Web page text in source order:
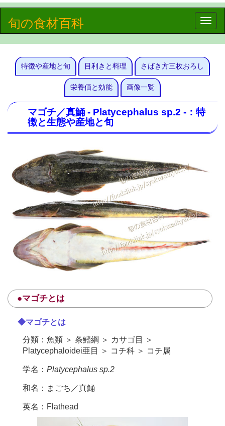
Toggle
旬の食材百科
特徴や産地と旬 目利きと料理 さばき方三枚おろし
栄養価と効能 画像一覧
マゴチ／真鯒 - Platycephalus sp.2 -：特
徴と生態や産地と旬
●マゴチとは
◆マゴチとは
分類：魚類 ＞ 条鰭綱 ＞ カサゴ目 ＞
Platycephaloidei亜目 ＞ コチ科 ＞ コチ属
学名： Platycephalus sp.2
和名：まごち／真鯒
英名：Flathead